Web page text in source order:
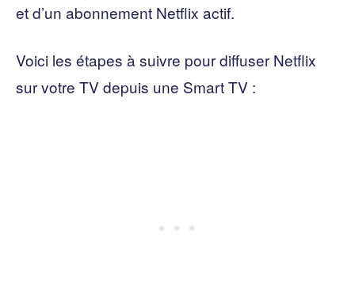
et d’un abonnement Netflix actif.
Voici les étapes à suivre pour diffuser Netflix
sur votre TV depuis une Smart TV :